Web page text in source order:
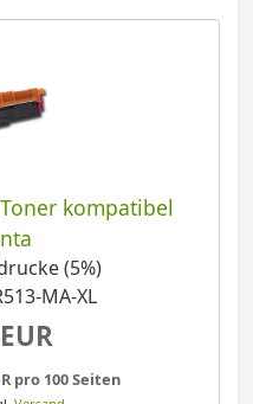
kompatibel
(5%)
MA-XL
pro 100 Seiten